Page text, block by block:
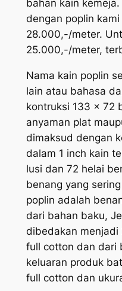
bahan kain
dengan poplin
28.000,-/meter.
25.000,-/meter,
Nama kain poplin
lain atau bahasa
kontruksi 133 x 72
anyaman plat
dimaksud dengan
dalam 1 inch kain
lusi dan 72 helai
benang yang
poplin adalah
dari bahan baku,
dibedakan
full cotton dan dari
keluaran produk
full cotton dan